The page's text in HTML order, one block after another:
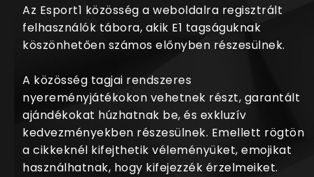
Az Esport1 közösség a weboldalra regisztrált
felhasználók tábora, akik E1 tagságuknak
köszönhetően számos előnyben részesülnek.
A közösség tagjai rendszeres
nyereményjátékokon vehetnek részt, garantált
ajándékokat húzhatnak be, és exkluzív
kedvezményekben részesülnek. Emellett rögtön
a cikkeknél kifejthetik véleményüket, emojikat
használhatnak, hogy kifejezzék érzelmeiket.